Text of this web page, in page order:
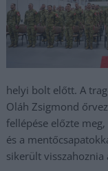
helyi bolt előtt. A
Oláh Zsigmond
fellépése előzte
és a
sikerült visszahoznia